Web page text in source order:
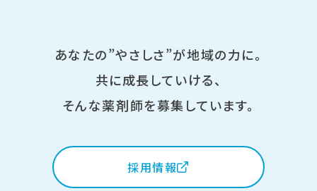
あなたの”やさしさ”が地域の力に。
共に成長していける、
そんな薬剤師を募集しています。
採用情報